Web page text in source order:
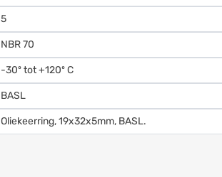
5
NBR 70
-30º tot +120º C
BASL
Oliekeerring, 19x32x5mm, BASL.